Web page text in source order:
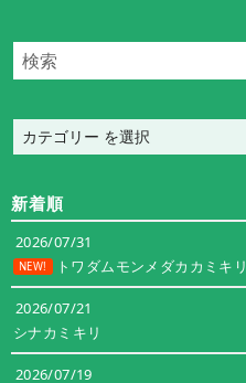
テ
リ
新着順
2026/07/31
NEW! トワダムモンメダカカミキリ
2026/07/21
シナカミキリ
2026/07/19